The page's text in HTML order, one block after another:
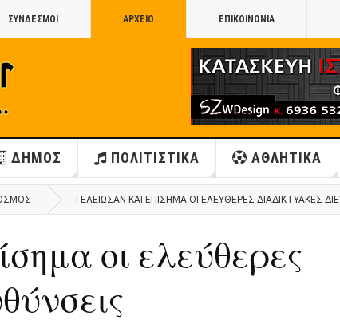
ΣΥΝΔΕΣΜΟΙ ΑΡΧΕΙΟ ΕΠΙΚΟΙΝΩΝΙΑ
ΔΗΜΟΣ ΠΟΛΙΤΙΣΤΙΚΑ ΑΘΛΗΤΙΚΑ
ΤΈΛΕΙΩΣΑΝ ΚΑΙ ΕΠΊΣΗΜΑ ΟΙ ΕΛΕΎΘΕΡΕΣ ΔΙΑΔΙΚΤΥΑΚΈΣ
οι ελεύθερες